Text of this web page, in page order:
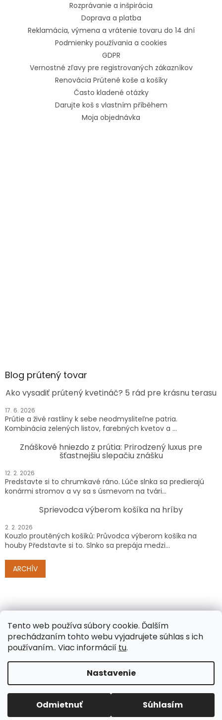
Tento web používa súbory cookie. Ďalším
prechádzaním tohto webu vyjadrujete súhlas s ich
používaním.. Viac informácií tu.
Nastavenie
Odmietnuť Súhlasím
Rozprávanie a inšpirácia
Doprava a platba
Reklamácia, výmena a vrátenie tovaru do 14 dní
Podmienky používania a cookies
GDPR
Vernostné zľavy pre registrovaných zákazníkov
Renovácia Prútené koše a košíky
Často kladené otázky
Darujte koš s vlastním příběhem
Moja objednávka
Blog prútený tovar
Ako vysadiť prútený kvetináč? 5 rád pre krásnu terasu
17. 6. 2026
Prútie a živé rastliny k sebe neodmysliteľne patria.
Kombinácia zelených listov, farebných kvetov a ...
Znáškové hniezdo z prútia: Prirodzený luxus pre
šťastnejšiu slepačiu znášku
12. 2. 2026
Predstavte si to chrumkavé ráno. Lúče slnka sa predierajú
konármi stromov a vy sa s úsmevom na tvári...
Sprievodca výberom košíka na hríby
2. 2. 2026
Kouzlo proutěných košíků: Průvodca výberom košíka na
houby Představte si to. Slnko sa prepája medzi...
ARCHÍV
Copyright 2026www.e-proutenezbozi.cz/sk/. Všetky
práva vyhradené.
Upraviť nastavenie cookies